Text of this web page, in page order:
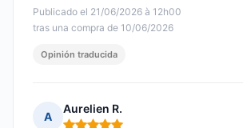
Publicado el 21/06/2026 à 12h00
tras una compra de 10/06/2026
Opinión traducida
A
Aurelien R.